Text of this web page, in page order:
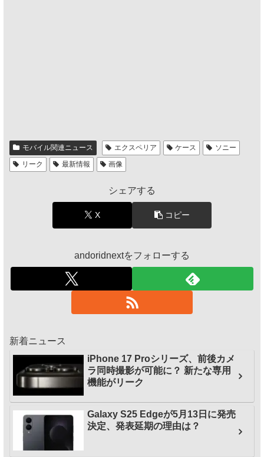
モバイル関連ニュース エクスペリア ケース
ソニー
リーク
最新情報 画像
シェアする
X コピー
andoridnextをフォローする
新着ニュース
iPhone 17 Proシリーズ、前後カメ
ラ同時撮影が可能に？ 新たな専用
機能がリーク
Galaxy S25 Edgeが5月13日に発売
決定、発表延期の理由は？